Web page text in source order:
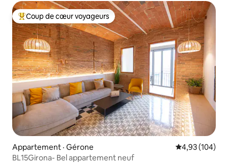
Coup de cœur voyageurs parmi les plus aimés
Coup de cœur voyageurs
Appartement · Gérone Note
4,93 (104)
BL15Girona- Bel appartement neuf